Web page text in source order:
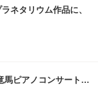
ネタリウム作品に、
馬ピアノコンサート…